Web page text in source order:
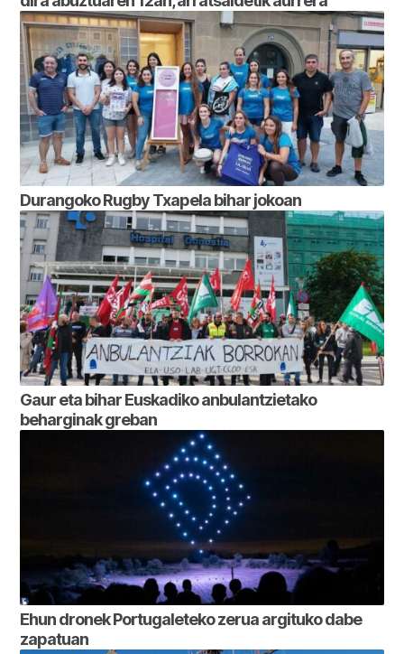
Durangoko Rugby Txapela bihar jokoan
Gaur eta bihar Euskadiko anbulantzietako
beharginak greban
Ehun dronek Portugaleteko zerua argituko dabe
zapatuan